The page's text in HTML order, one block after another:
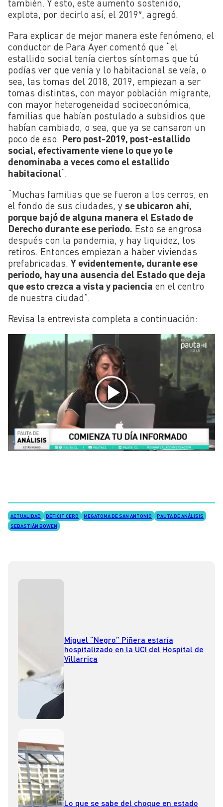
también. Y esto, este aumento sostenido,
explota, por decirlo así, el 2019″, agregó.
Para explicar de mejor manera este fenómeno, el
conductor de Para Ayer comentó que “el
estallido social tenía ciertos síntomas que tú
podías ver que venía y lo habitacional se veía, o
sea, las tomas del 2018, 2019, empiezan a ser
tomas distintas, con mayor población migrante,
con mayor heterogeneidad socioeconómica,
familias que habían postulado a subsidios que
habían cambiado, o sea, que ya se cansaron un
poco de eso. Pero post-2019, post-estallido
social, efectivamente viene lo que yo le
denominaba a veces como el estallido
habitacional“.
“Muchas familias que se fueron a los cerros, en
el fondo de sus ciudades, y se ubicaron ahí,
porque bajó de alguna manera el Estado de
Derecho durante ese periodo. Esto se engrosa
después con la pandemia, y hay liquidez, los
retiros. Entonces empiezan a haber viviendas
prefabricadas. Y evidentemente, durante ese
periodo, hay una ausencia del Estado que deja
que esto crezca a vista y paciencia en el centro
de nuestra ciudad”.
Revisa la entrevista completa a continuación:
ACTUALIDAD DÉFICIT CERO MEGATOMA DE SAN ANTONIO
PAUTA DE ANÁLISIS
SEBASTIÁN BOWEN
Miguel “Negro” Piñera estaría
hospitalizado en la UCI del Hospital de
Villarrica
Lo que se sabe del choque en estado